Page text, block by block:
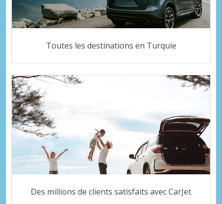
Toutes les destinations en Turquie
Des millions de clients satisfaits avec CarJet